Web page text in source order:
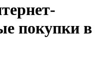
покупки в